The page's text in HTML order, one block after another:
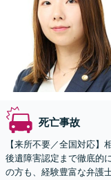
死亡事故
【来所不要／全国対応】
後遺障害認定まで徹底的
の方も、経験豊富な弁護